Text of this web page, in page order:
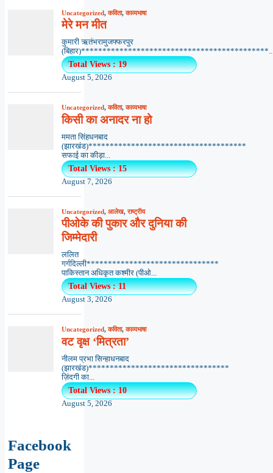
Uncategorized,कविता,काव्यभाषा
मेरे मन मीत
कुमारी ऋतंभरामुजफ्फरपुर
Total Views : 19
August 5, 2026
Uncategorized,कविता,काव्यभाषा
किसी का अनादर ना हो
ममता सिंहधनबाद
(झारखंड)*************************************
सफाई का कीड़ा...
Total Views : 15
August 7, 2026
Uncategorized, आलेख,राष्ट्रीय
पीओके की पुकार और दुनिया की
जिम्मेदारी
ललित
गर्गदिल्ली*******************************
पाकिस्तान अधिकृत कश्मीर (पीओ...
Total Views : 11
August 3, 2026
Uncategorized,कविता,काव्यभाषा
वट वृक्ष ‘मित्रता’
नीलम प्रभा सिन्हाधनबाद
(झारखंड)*********************************
ज़िंदगी का...
Total Views : 10
August 5, 2026
Facebook
Page